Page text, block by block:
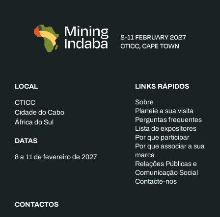
LOCAL
CTICC
Cidade do Cabo
África do Sul
DATAS
8 a 11 de fevereiro de 2027
CONTACTOS
LINKS RÁPIDOS
Sobre
Planeie a sua visita
Perguntas frequentes
Lista de expositores
Por que participar
Por que associar a sua
marca
Relações Públicas e
Comunicação Social
Contacte-nos